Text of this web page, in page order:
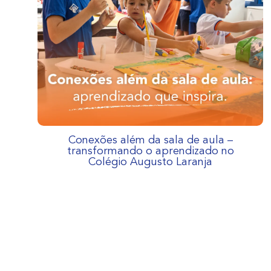
Conexões além da sala de aula –
transformando o aprendizado no
Colégio Augusto Laranja